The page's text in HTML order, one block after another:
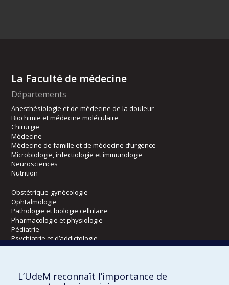
La Faculté de médecine
Départements
Anesthésiologie et de médecine de la douleur
Biochimie et médecine moléculaire
Chirurgie
Médecine
Médecine de famille et de médecine d’urgence
Microbiologie, infectiologie et immunologie
Neurosciences
Nutrition
Obstétrique-gynécologie
Ophtalmologie
Pathologie et biologie cellulaire
Pharmacologie et physiologie
Pédiatrie
Psychiatrie et d’addictologie
Radiologie, radio-oncologie et médecine nucléaire
Écoles
L’UdeM reconnaît l’importance de